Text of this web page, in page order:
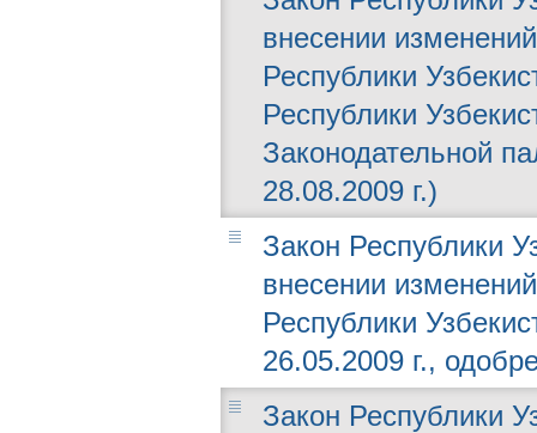
внесении
Республики
Республики
Законодательной
28.08.2009 г.)
Закон Республики
внесении
Республики
26.05.2009 г.,
Закон Республики